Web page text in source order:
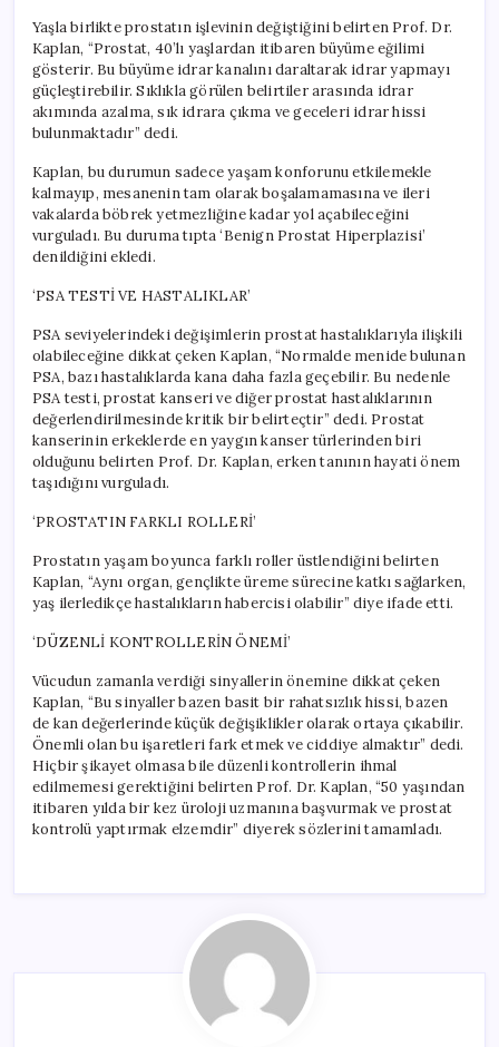
Yaşla birlikte prostatın işlevinin değiştiğini belirten Prof. Dr.
Kaplan, “Prostat, 40’lı yaşlardan itibaren büyüme eğilimi
gösterir. Bu büyüme idrar kanalını daraltarak idrar yapmayı
güçleştirebilir. Sıklıkla görülen belirtiler arasında idrar
akımında azalma, sık idrara çıkma ve geceleri idrar hissi
bulunmaktadır” dedi.
Kaplan, bu durumun sadece yaşam konforunu etkilemekle
kalmayıp, mesanenin tam olarak boşalamamasına ve ileri
vakalarda böbrek yetmezliğine kadar yol açabileceğini
vurguladı. Bu duruma tıpta ‘Benign Prostat Hiperplazisi’
denildiğini ekledi.
‘PSA TESTİ VE HASTALIKLAR’
PSA seviyelerindeki değişimlerin prostat hastalıklarıyla ilişkili
olabileceğine dikkat çeken Kaplan, “Normalde menide bulunan
PSA, bazı hastalıklarda kana daha fazla geçebilir. Bu nedenle
PSA testi, prostat kanseri ve diğer prostat hastalıklarının
değerlendirilmesinde kritik bir belirteçtir” dedi. Prostat
kanserinin erkeklerde en yaygın kanser türlerinden biri
olduğunu belirten Prof. Dr. Kaplan, erken tanının hayati önem
taşıdığını vurguladı.
‘PROSTATIN FARKLI ROLLERİ’
Prostatın yaşam boyunca farklı roller üstlendiğini belirten
Kaplan, “Aynı organ, gençlikte üreme sürecine katkı sağlarken,
yaş ilerledikçe hastalıkların habercisi olabilir” diye ifade etti.
‘DÜZENLİ KONTROLLERİN ÖNEMİ’
Vücudun zamanla verdiği sinyallerin önemine dikkat çeken
Kaplan, “Bu sinyaller bazen basit bir rahatsızlık hissi, bazen
de kan değerlerinde küçük değişiklikler olarak ortaya çıkabilir.
Önemli olan bu işaretleri fark etmek ve ciddiye almaktır” dedi.
Hiçbir şikayet olmasa bile düzenli kontrollerin ihmal
edilmemesi gerektiğini belirten Prof. Dr. Kaplan, “50 yaşından
itibaren yılda bir kez üroloji uzmanına başvurmak ve prostat
kontrolü yaptırmak elzemdir” diyerek sözlerini tamamladı.